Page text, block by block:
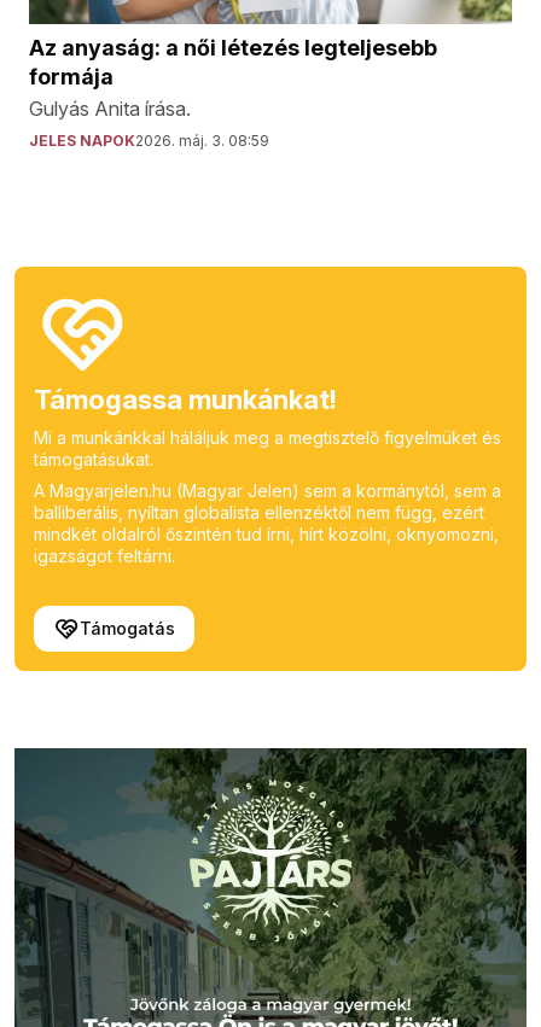
Az anyaság: a női létezés legteljesebb
formája
Gulyás Anita írása.
JELES NAPOK2026. máj. 3. 08:59
Támogassa munkánkat!
Mi a munkánkkal háláljuk meg a megtisztelő figyelmüket és
támogatásukat.
A Magyarjelen.hu (Magyar Jelen) sem a kormánytól, sem a
balliberális, nyíltan globalista ellenzéktől nem függ, ezért
mindkét oldalról őszintén tud írni, hírt közölni, oknyomozni,
igazságot feltárni.
Támogatás